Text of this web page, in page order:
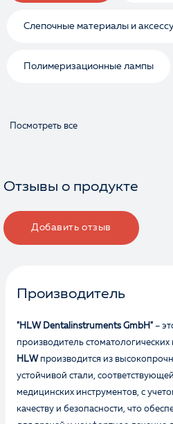
Слепочные материалы и
Полимеризационные лампы
Посмотреть все
Отзывы о продукте
Добавить отзыв
Производитель
"HLW Dentalinstruments GmbH" –
производитель
HLW производится из
устойчивой стали,
медицинских инструментов, с
качеству и безопасности, что